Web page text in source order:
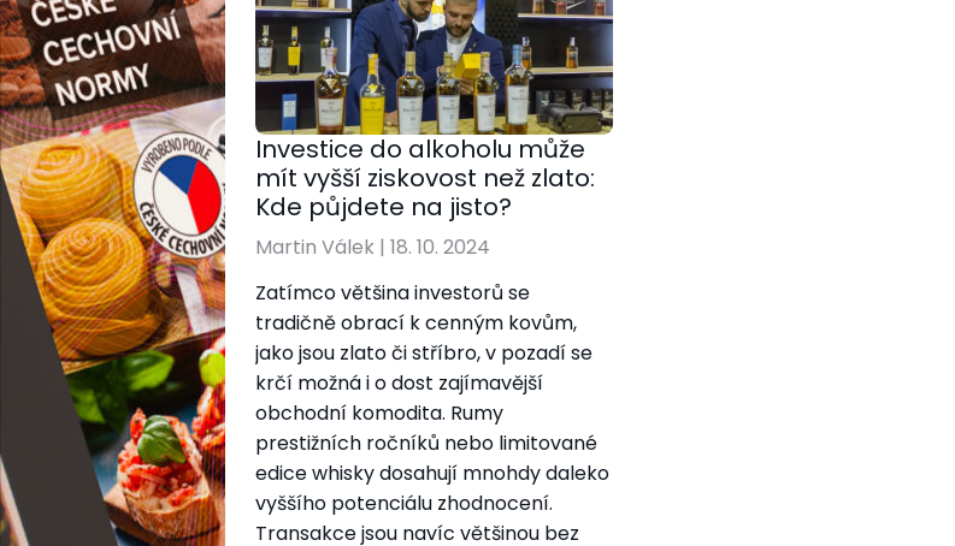
Investice do alkoholu může
mít vyšší ziskovost než zlato:
Kde půjdete na jisto?
Martin Válek | 18. 10. 2024
Zatímco většina investorů se
tradičně obrací k cenným kovům,
jako jsou zlato či stříbro, v pozadí se
krčí možná i o dost zajímavější
obchodní komodita. Rumy
prestižních ročníků nebo limitované
edice whisky dosahují mnohdy daleko
vyššího potenciálu zhodnocení.
Transakce jsou navíc většinou bez